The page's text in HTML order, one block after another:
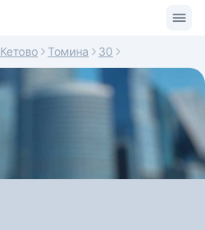
Кетово Томина 30